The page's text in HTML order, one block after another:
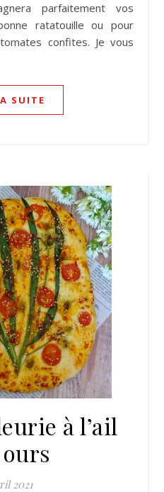
parfaitement vos
ratatouille ou pour
confites. Je vous
SUITE
à l’ail
2021